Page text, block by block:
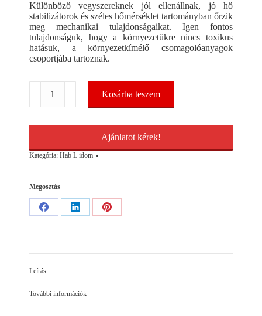
Különböző vegyszereknek jól ellenállnak, jó hő
stabilizátorok és széles hőmérséklet tartományban őrzik
meg mechanikai tulajdonságaikat. Igen fontos
tulajdonságuk, hogy a környezetükre nincs toxikus
hatásuk, a környezetkímélő csomagolóanyagok
csoportjába tartoznak.
idom
mennyiség
Kosárba teszem
Ajánlatot kérek!
Kategória: Hab L idom
Megosztás
Share
Share
Share
Leírás
További információk